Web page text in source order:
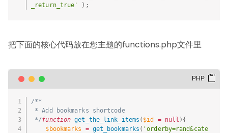
_return_true'
) ;
把下面的核心代码放在您主题的functions.php文件里
/**
*/function get_the_link_items ( $id = null ) {
$bookmarks
= get_bookmarks ( 'orderby=rand&cate